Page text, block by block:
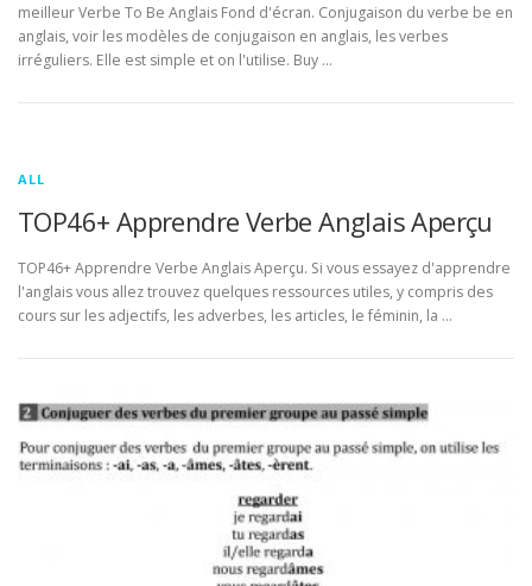
meilleur Verbe To Be Anglais Fond d'écran. Conjugaison du verbe be en
anglais, voir les modèles de conjugaison en anglais, les verbes
irréguliers. Elle est simple et on l'utilise. Buy …
ALL
TOP46+ Apprendre Verbe Anglais Aperçu
TOP46+ Apprendre Verbe Anglais Aperçu. Si vous essayez d'apprendre
l'anglais vous allez trouvez quelques ressources utiles, y compris des
cours sur les adjectifs, les adverbes, les articles, le féminin, la …